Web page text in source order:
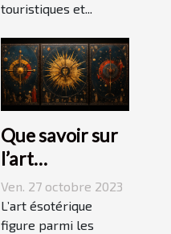
touristiques et...
Que savoir sur
l’art
ésotérique ?
Ven. 27 octobre 2023
L’art ésotérique
figure parmi les